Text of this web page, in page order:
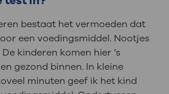
bestaat het vermoeden dat
een voedingsmiddel. Nootjes
kinderen komen hier ’s
gezond binnen. In kleine
minuten geef ik het kind